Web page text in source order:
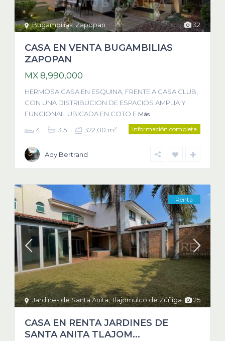
32
Bugambilias,Zapopan
CASA EN VENTA BUGAMBILIAS
ZAPOPAN
MX 8,990,000
HERMOSA CASA EN ESQUINA, FRENTE A CASA CLUB,
CON UNA DISTRIBUCION DE ESPACIOS AMPLIA Y
FUNCIONAL. UBICADA EN COTO E Más
4 3.5 322,00 m2 información completa
Ady Bertrand
25
Jardines de Santa Anita,Tlajomulco de Zúñiga
Renta
CASA EN RENTA JARDINES DE
SANTA ANITA TLAJOM...